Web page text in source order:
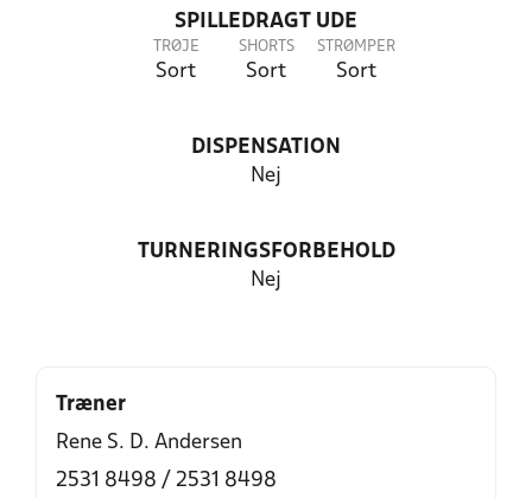
SPILLEDRAGT UDE
TRØJE
Sort
SHORTS
Sort
STRØMPER
Sort
DISPENSATION
Nej
TURNERINGSFORBEHOLD
Nej
Træner
Rene S. D. Andersen
2531 8498 / 2531 8498